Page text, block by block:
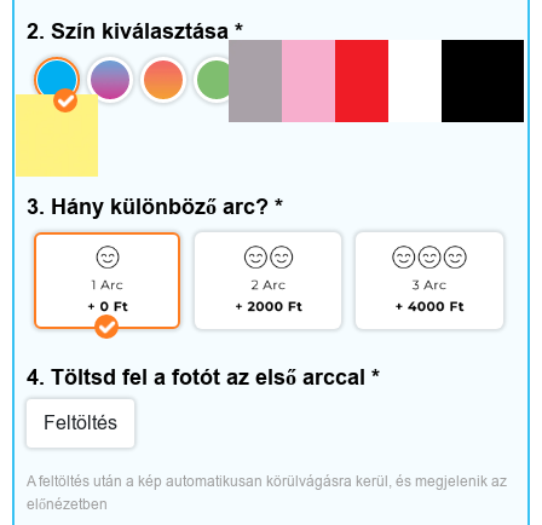
i
e
é
s
z
í
t
ő
k
2. Szín kiválasztása*
3. Hány különböző arc? *
4. Töltsd fel a fotót az első arccal *
Feltöltés
A feltöltés után a kép automatikusan körülvágásra kerül, és megjelenik az
előnézetben